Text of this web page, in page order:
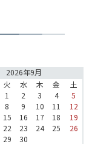
2026年9月
火 水 木 金
土
1
2 3 4
5
8 9 10 11
12
15 16 17 18
19
22 23 24 25
26
29 30